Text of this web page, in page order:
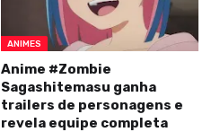
ANIMES
Anime #Zombie
Sagashitemasu ganha
trailers de personagens e
revela equipe completa